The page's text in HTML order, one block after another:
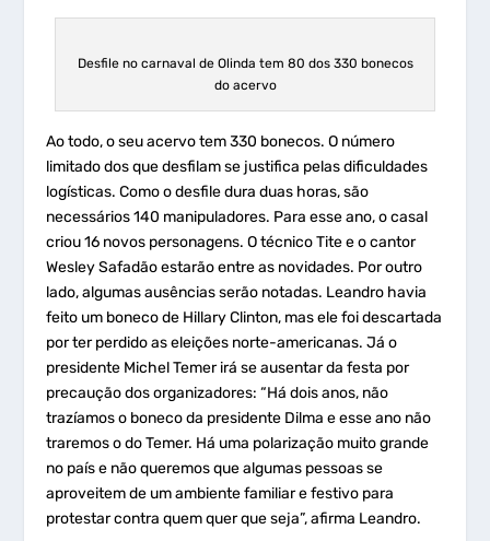
Desfile no carnaval de Olinda tem 80 dos 330 bonecos
do acervo
Ao todo, o seu acervo tem 330 bonecos. O número
limitado dos que desfilam se justifica pelas dificuldades
logísticas. Como o desfile dura duas horas, são
necessários 140 manipuladores. Para esse ano, o casal
criou 16 novos personagens. O técnico Tite e o cantor
Wesley Safadão estarão entre as novidades. Por outro
lado, algumas ausências serão notadas. Leandro havia
feito um boneco de Hillary Clinton, mas ele foi descartada
por ter perdido as eleições norte-americanas. Já o
presidente Michel Temer irá se ausentar da festa por
precaução dos organizadores: “Há dois anos, não
trazíamos o boneco da presidente Dilma e esse ano não
traremos o do Temer. Há uma polarização muito grande
no país e não queremos que algumas pessoas se
aproveitem de um ambiente familiar e festivo para
protestar contra quem quer que seja”, afirma Leandro.